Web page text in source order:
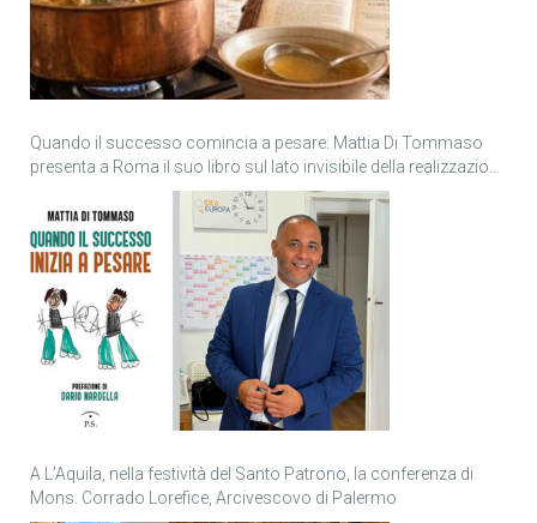
Quando il successo comincia a pesare: Mattia Di Tommaso
presenta a Roma il suo libro sul lato invisibile della realizzazione
A L’Aquila, nella festività del Santo Patrono, la conferenza di
Mons. Corrado Lorefice, Arcivescovo di Palermo